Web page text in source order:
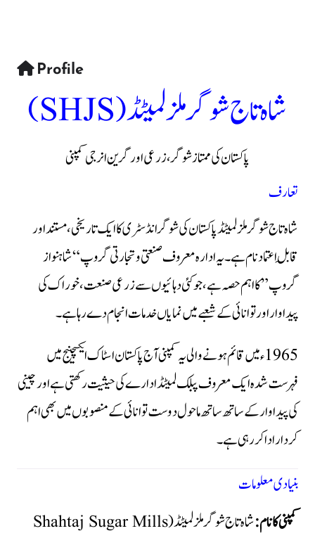
Profile
شاہ تاج شوگر ملز لمیٹڈ (SHJS)
پاکستان کی ممتاز شوگر، زرعی اور گرین انرجی کمپنی
تعارف
شاہ تاج شوگر ملز لمیٹڈ پاکستان کی شوگر انڈسٹری کا ایک تاریخی، مستند اور
قابلِ اعتماد نام ہے۔ یہ ادارہ معروف صنعتی و تجارتی گروپ “شاہنواز
گروپ” کا اہم حصہ ہے، جو کئی دہائیوں سے زرعی صنعت، خوراک کی
پیداوار اور توانائی کے شعبے میں نمایاں خدمات انجام دے رہا ہے۔
1965ء میں قائم ہونے والی یہ کمپنی آج پاکستان اسٹاک ایکسچینج میں
فہرست شدہ ایک معروف پبلک لمیٹڈ ادارے کی حیثیت رکھتی ہے اور چینی
کی پیداوار کے ساتھ ساتھ ماحول دوست توانائی کے منصوبوں میں بھی اہم
کردار ادا کر رہی ہے۔
بنیادی معلومات
کمپنی کا نام:
شاہ تاج شوگر ملز لمیٹڈ (Shahtaj Sugar Mills